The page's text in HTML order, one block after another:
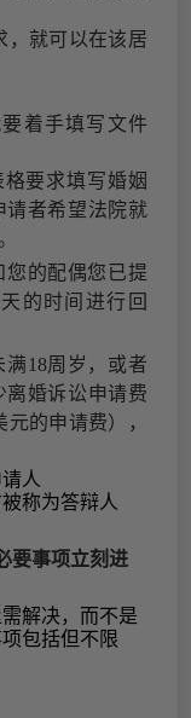
，就可以在该居
着手填写文件
格要求填写婚姻
请者希望法院就
您的配偶您已提
的时间进行回
满 18周岁，或者
离婚诉讼申请费
的申请费），
人
称为答辩人
要事项立刻进
解决，而不是
包括但不限